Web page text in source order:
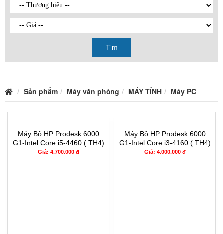
Tìm
Sản phẩm Máy văn phòng MÁY TÍNH Máy PC
Máy Bộ HP Prodesk 6000
G1-Intel Core i5-4460.( TH4)
RAM 4G- 120G
Giá: 4.700.000 đ
Máy Bộ HP Prodesk 6000
G1-Intel Core i3-4160.( TH4)
RAM 4G- 120G
Giá: 4.000.000 đ